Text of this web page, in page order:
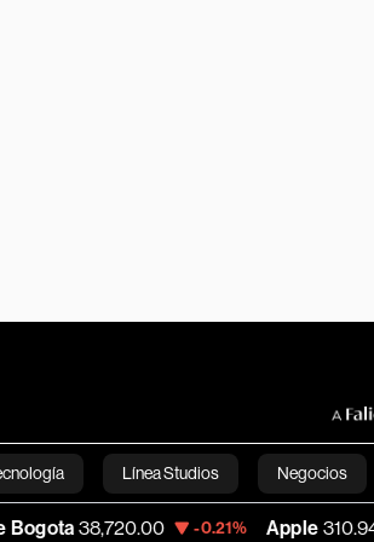
Línea Studios Negocios
English-0.21% Apple 310.94 +0.55%